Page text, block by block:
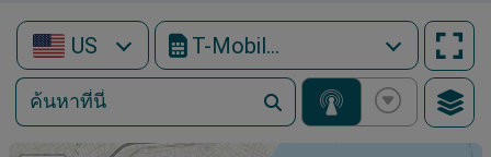
US T-Mobile (inc. Sprint)